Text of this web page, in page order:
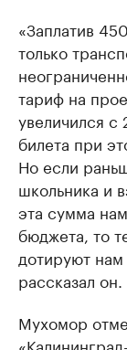
«Заплатив
только
тариф на
увеличился
билета при
Но если
школьника и
эта сумма
бюджета, то
дотируют
рассказал он.
Мухомор